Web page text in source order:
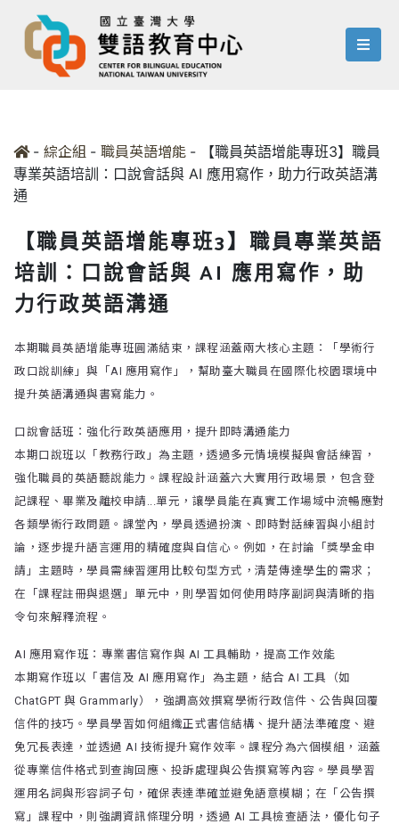
menu
- 綜企組 - 職員英語增能 -
【職員英語增能專班3】職員
專業英語培訓：口說會話與 AI 應用寫作，助力行政英語溝
通
【職員英語增能專班3】職員專業英語
培訓：口說會話與 AI 應用寫作，助
力行政英語溝通
本期職員英語增能專班圓滿結束，課程涵蓋兩大核心主題：「學術行
政口說訓練」與「AI 應用寫作」，幫助臺大職員在國際化校園環境中
提升英語溝通與書寫能力。
口說會話班：強化行政英語應用，提升即時溝通能力
本期口說班以「教務行政」為主題，透過多元情境模擬與會話練習，
強化職員的英語聽說能力。課程設計涵蓋六大實用行政場景，包含登
記課程、畢業及離校申請...單元，讓學員能在真實工作場域中流暢應對
各類學術行政問題。課堂內，學員透過扮演、即時對話練習與小組討
論，逐步提升語言運用的精確度與自信心。例如，在討論「獎學金申
請」主題時，學員需練習運用比較句型方式，清楚傳達學生的需求；
在「課程註冊與退選」單元中，則學習如何使用時序副詞與清晰的指
令句來解釋流程。
AI 應用寫作班：專業書信寫作與 AI 工具輔助，提高工作效能
本期寫作班以「書信及 AI 應用寫作」為主題，結合 AI 工具（如
ChatGPT 與 Grammarly），強調高效撰寫學術行政信件、公告與回覆
信件的技巧。學員學習如何組織正式書信結構、提升語法準確度、避
免冗長表達，並透過 AI 技術提升寫作效率。課程分為六個模組，涵蓋
從專業信件格式到查詢回應、投訴處理與公告撰寫等內容。學員學習
運用名詞與形容詞子句，確保表達準確並避免語意模糊；在「公告撰
寫」課程中，則強調資訊條理分明，透過 AI 工具檢查語法，優化句子